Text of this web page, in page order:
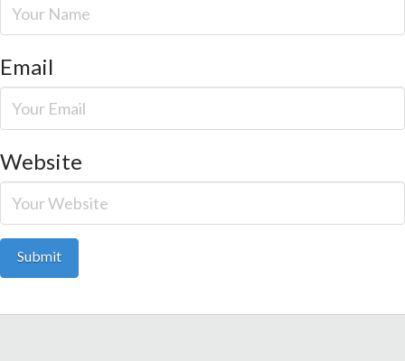
Email
Website